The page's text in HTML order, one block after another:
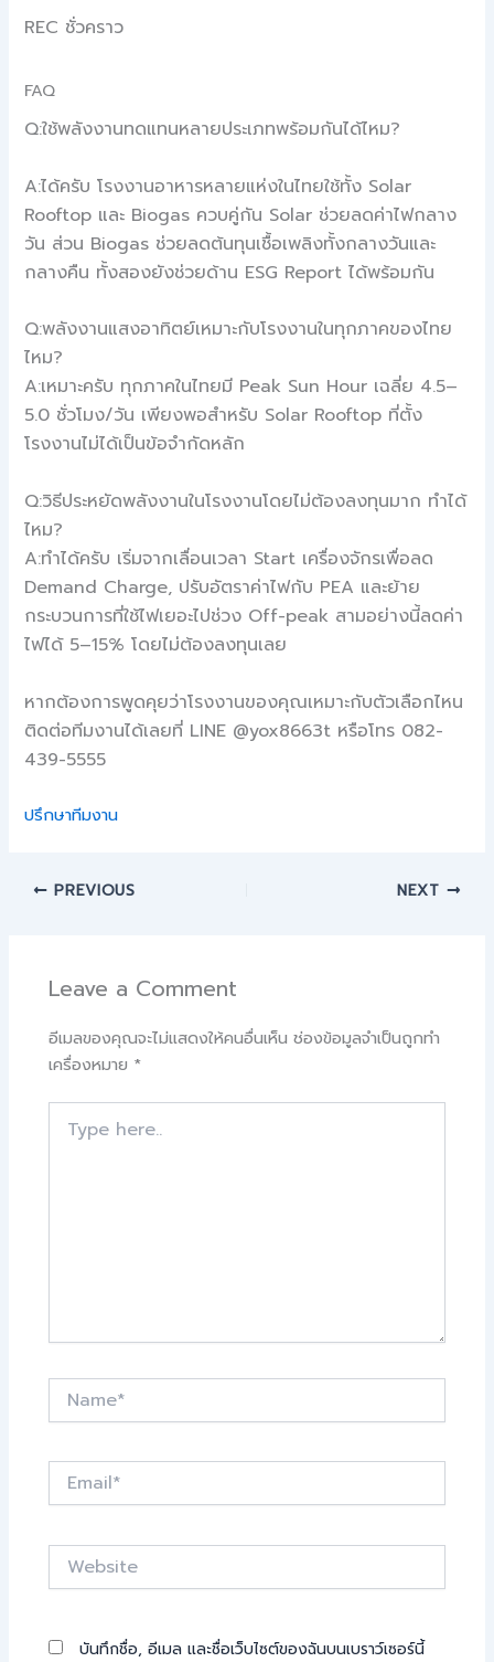
REC ชั่วคราว
FAQ
Q:ใช้พลังงานทดแทนหลายประเภทพร้อมกันได้ไหม?
A:ได้ครับ โรงงานอาหารหลายแห่งในไทยใช้ทั้ง Solar
Rooftop และ Biogas ควบคู่กัน Solar ช่วยลดค่าไฟกลาง
วัน ส่วน Biogas ช่วยลดต้นทุนเชื้อเพลิงทั้งกลางวันและ
กลางคืน ทั้งสองยังช่วยด้าน ESG Report ได้พร้อมกัน
Q:พลังงานแสงอาทิตย์เหมาะกับโรงงานในทุกภาคของไทย
ไหม?
A:เหมาะครับ ทุกภาคในไทยมี Peak Sun Hour เฉลี่ย 4.5–
5.0 ชั่วโมง/วัน เพียงพอสำหรับ Solar Rooftop ที่ตั้ง
โรงงานไม่ได้เป็นข้อจำกัดหลัก
Q:วิธีประหยัดพลังงานในโรงงานโดยไม่ต้องลงทุนมาก ทำได้
ไหม?
A:ทำได้ครับ เริ่มจากเลื่อนเวลา Start เครื่องจักรเพื่อลด
Demand Charge, ปรับอัตราค่าไฟกับ PEA และย้าย
กระบวนการที่ใช้ไฟเยอะไปช่วง Off-peak สามอย่างนี้ลดค่า
ไฟได้ 5–15% โดยไม่ต้องลงทุนเลย
หากต้องการพูดคุยว่าโรงงานของคุณเหมาะกับตัวเลือกไหน
ติดต่อทีมงานได้เลยที่ LINE @yox8663t หรือโทร 082-
439-5555
ปรึกษาทีมงาน
PREVIOUS NEXT
Leave a Comment
อีเมลของคุณจะไม่แสดงให้คนอื่นเห็น ช่องข้อมูลจำเป็นถูกทำ
เครื่องหมาย *
here..
Name*
Email*
Website
บันทึกชื่อ, อีเมล และชื่อเว็บไซต์ของฉันบนเบราว์เซอร์นี้